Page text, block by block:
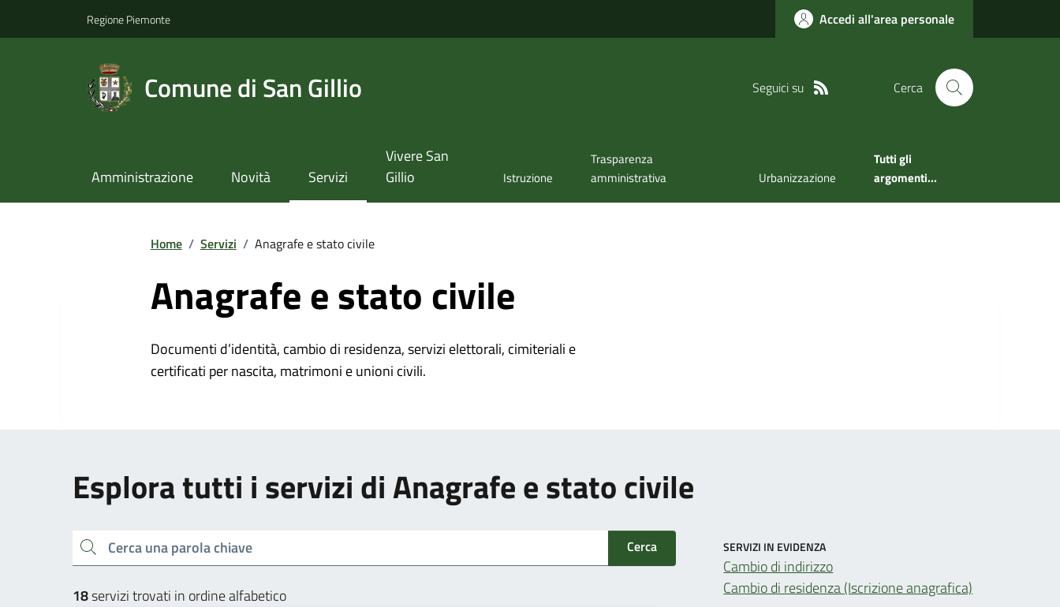
Regione Piemonte Accedi all'area personale
Comune di San Gillio Seguici su Cerca
Amministrazione Novità Servizi
Vivere San
Gillio
Istruzione
Trasparenza
amministrativa
Urbanizzazione
Tutti gli
argomenti...
Home / Servizi / Anagrafe e stato civile
Anagrafe e stato civile
Documenti d’identità, cambio di residenza, servizi elettorali, cimiteriali e
certificati per nascita, matrimoni e unioni civili.
Esplora tutti i servizi di Anagrafe e stato civile
Cerca una parola chiave Cerca
18servizi trovati in ordine alfabetico
SERVIZI IN EVIDENZA
Cambio di indirizzo
Cambio di residenza (Iscrizione anagrafica)